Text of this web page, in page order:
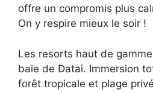
offre un compromis plus
On y respire mieux le soir !
Les resorts haut de
baie de Datai. Immersion
forêt tropicale et plage